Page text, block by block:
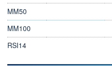
MM50
MM100
RSI14